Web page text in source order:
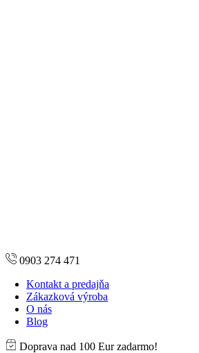
0903 274 471
Kontakt a predajňa
Zákazková výroba
O nás
Blog
Doprava nad 100 Eur zadarmo!